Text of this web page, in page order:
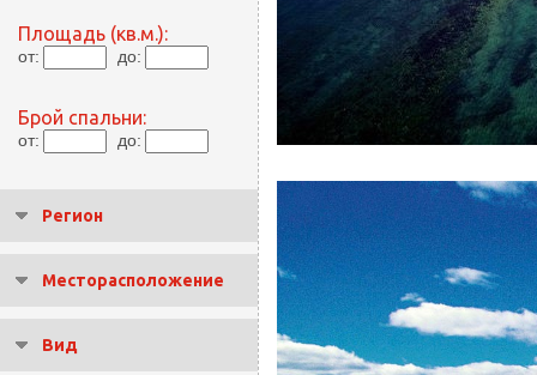
Площадь (кв.м.):
от: до:
Брой спальни:
от: до:
Регион
Месторасположение
Вид